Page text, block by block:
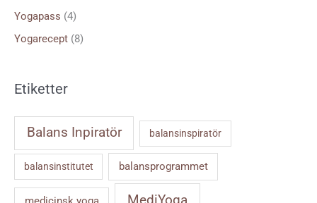
Yogapass (4)
Yogarecept (8)
Etiketter
Balans Inpiratör balansinspiratör
balansinstitutet balansprogrammet